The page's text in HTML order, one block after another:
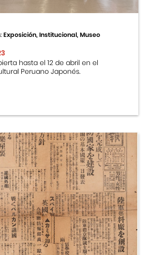
Exposición, Institucional, Museo
hasta el 12 de abril en el
Peruano Japonés.